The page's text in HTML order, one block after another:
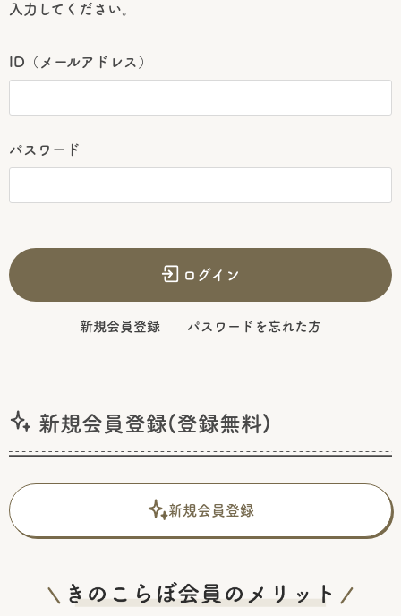
入力してください。
ID（メールアドレス）
パスワード
ログイン
新規会員登録 パスワードを忘れた方
新規会員登録(登録無料)
新規会員登録